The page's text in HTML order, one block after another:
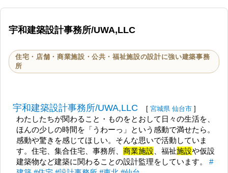
宇和建築設計事務所/UWA,LLC
住宅・店舗・商業施設・公共・福祉施設の設計に強い建築事務
所
宇和建築設計事務所/UWA,LLC [ 宮城県 仙台市 ]
わたしたちが関わること・ものをとおして日々の生活を、
ほんの少しの時間を「うわーっ」という感動で満せたら。
感動や驚きを感じてほしい。そんな思いで活動していま
す。住宅、集合住宅、事務所、商業施設 、福祉施設や仮設
建築物など建築に関わることの設計監理をしています。#